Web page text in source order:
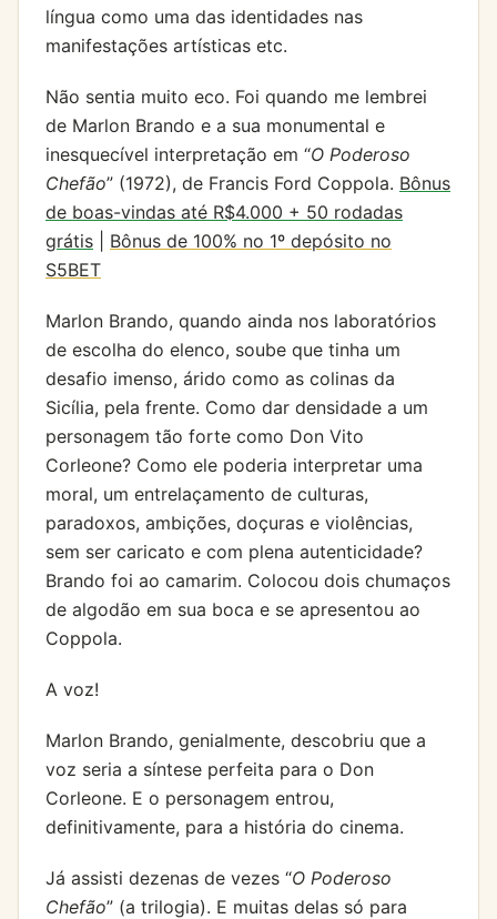
língua como uma das identidades nas
manifestações artísticas etc.
Não sentia muito eco. Foi quando me lembrei
de Marlon Brando e a sua monumental e
inesquecível interpretação em “O Poderoso
Chefão” (1972), de Francis Ford Coppola. Bônus
de boas-vindas até R$4.000 + 50 rodadas
grátis
Bônus de 100% no 1º depósito no
S5BET
Marlon Brando, quando ainda nos laboratórios
de escolha do elenco, soube que tinha um
desafio imenso, árido como as colinas da
Sicília, pela frente. Como dar densidade a um
personagem tão forte como Don Vito
Corleone? Como ele poderia interpretar uma
moral, um entrelaçamento de culturas,
paradoxos, ambições, doçuras e violências,
sem ser caricato e com plena autenticidade?
Brando foi ao camarim. Colocou dois chumaços
de algodão em sua boca e se apresentou ao
Coppola.
A voz!
Marlon Brando, genialmente, descobriu que a
voz seria a síntese perfeita para o Don
Corleone. E o personagem entrou,
definitivamente, para a história do cinema.
Já assisti dezenas de vezes “O Poderoso
Chefão” (a trilogia). E muitas delas só para